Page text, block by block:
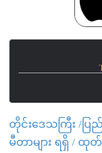
တိုင်းဒေသကြီး /ပြ
မီတာများ ရရှိ / ထု